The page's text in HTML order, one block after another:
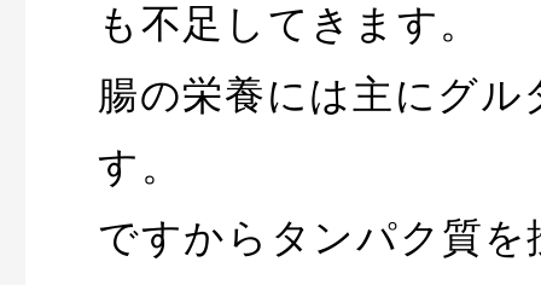
も不足してきます。
腸の栄養には主にグル
す。
ですからタンパク質